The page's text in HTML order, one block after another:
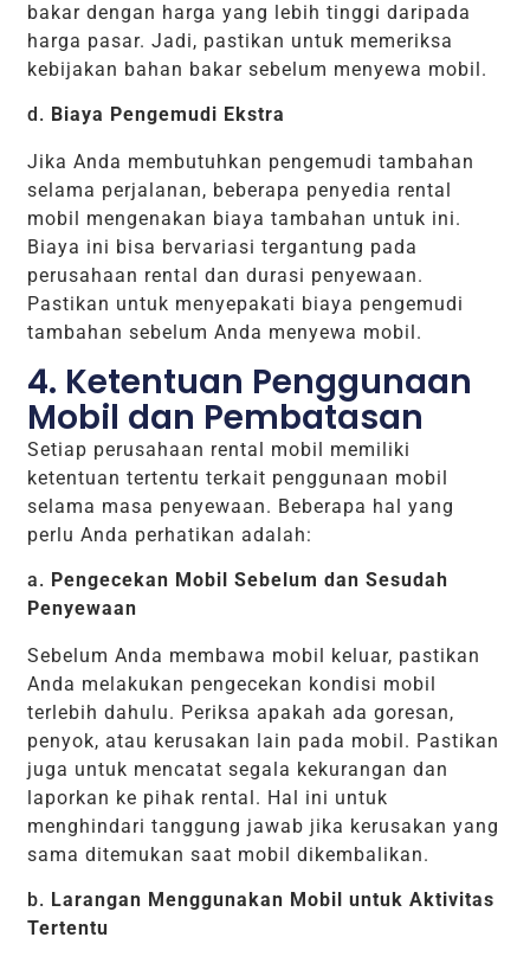
bakar dengan harga yang lebih tinggi daripada
harga pasar. Jadi, pastikan untuk memeriksa
kebijakan bahan bakar sebelum menyewa mobil.
d. Biaya Pengemudi Ekstra
Jika Anda membutuhkan pengemudi tambahan
selama perjalanan, beberapa penyedia rental
mobil mengenakan biaya tambahan untuk ini.
Biaya ini bisa bervariasi tergantung pada
perusahaan rental dan durasi penyewaan.
Pastikan untuk menyepakati biaya pengemudi
tambahan sebelum Anda menyewa mobil.
4. Ketentuan Penggunaan
Mobil dan Pembatasan
Setiap perusahaan rental mobil memiliki
ketentuan tertentu terkait penggunaan mobil
selama masa penyewaan. Beberapa hal yang
perlu Anda perhatikan adalah:
a. Pengecekan Mobil Sebelum dan Sesudah
Penyewaan
Sebelum Anda membawa mobil keluar, pastikan
Anda melakukan pengecekan kondisi mobil
terlebih dahulu. Periksa apakah ada goresan,
penyok, atau kerusakan lain pada mobil. Pastikan
juga untuk mencatat segala kekurangan dan
laporkan ke pihak rental. Hal ini untuk
menghindari tanggung jawab jika kerusakan yang
sama ditemukan saat mobil dikembalikan.
b. Larangan Menggunakan Mobil untuk Aktivitas
Tertentu